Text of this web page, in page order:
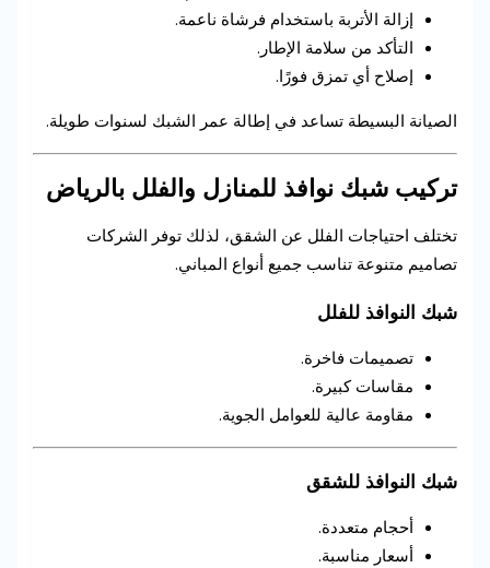
إزالة الأتربة باستخدام فرشاة ناعمة.
التأكد من سلامة الإطار.
إصلاح أي تمزق فورًا.
الصيانة البسيطة تساعد في إطالة عمر الشبك لسنوات طويلة.
تركيب شبك نوافذ للمنازل والفلل بالرياض
تختلف احتياجات الفلل عن الشقق، لذلك توفر الشركات
تصاميم متنوعة تناسب جميع أنواع المباني.
شبك النوافذ للفلل
تصميمات فاخرة.
مقاسات كبيرة.
مقاومة عالية للعوامل الجوية.
شبك النوافذ للشقق
أحجام متعددة.
أسعار مناسبة.